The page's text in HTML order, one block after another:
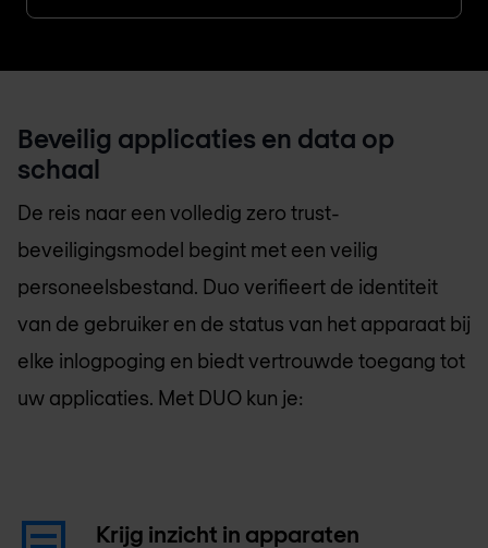
Beveilig applicaties en data op
schaal
De reis naar een volledig zero trust-
beveiligingsmodel begint met een veilig
personeelsbestand. Duo verifieert de identiteit
van de gebruiker en de status van het apparaat bij
elke inlogpoging en biedt vertrouwde toegang tot
uw applicaties. Met DUO kun je:
Krijg inzicht in apparaten